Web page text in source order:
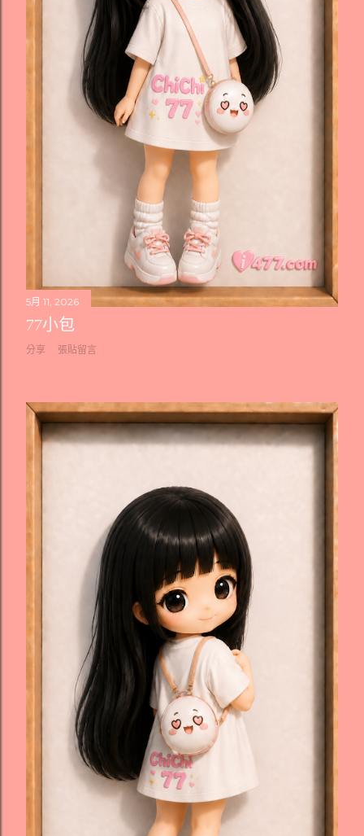
5月 11, 2026
77小包
分享 張貼留言